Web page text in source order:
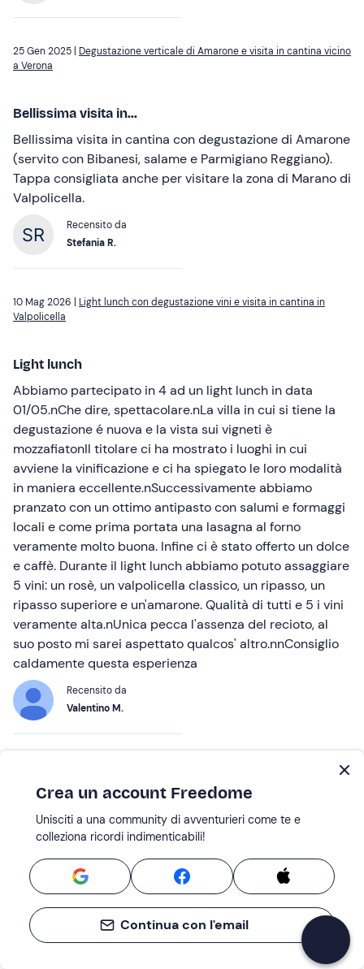
25 Gen 2025 | Degustazione verticale di Amarone e visita in cantina vicino
a Verona
Bellissima visita in...
Bellissima visita in cantina con degustazione di Amarone
(servito con Bibanesi, salame e Parmigiano Reggiano).
Tappa consigliata anche per visitare la zona di Marano di
Valpolicella.
Recensito da
Stefania R.
10 Mag 2026 | Light lunch con degustazione vini e visita in cantina in
Valpolicella
Light lunch
Abbiamo partecipato in 4 ad un light lunch in data
01/05.nChe dire, spettacolare.nLa villa in cui si tiene la
degustazione é nuova e la vista sui vigneti è
mozzafiatonIl titolare ci ha mostrato i luoghi in cui
avviene la vinificazione e ci ha spiegato le loro modalità
in maniera eccellente.nSuccessivamente abbiamo
pranzato con un ottimo antipasto con salumi e formaggi
locali e come prima portata una lasagna al forno
veramente molto buona. Infine ci è stato offerto un dolce
e caffè. Durante il light lunch abbiamo potuto assaggiare
5 vini: un rosè, un valpolicella classico, un ripasso, un
ripasso superiore e un'amarone. Qualità di tutti e 5 i vini
veramente alta.nUnica pecca l'assenza del recioto, al
suo posto mi sarei aspettato qualcos' altro.nnConsiglio
caldamente questa esperienza
Recensito da
Valentino M.
Esperienza da ripetere
Un posto molto grazioso con personale gentile,
appassionato e attento alla qualità dei prodotti e al
rispetto del territorio da cui provengono le materie
prime. nIl vino era di qualità e anche il cibo molto
buono.nIl reciotto davvero speciale!nUna bella
esperienza ad un prezzo ragionevole. nMolto consigliata
Crea un account Freedome
Unisciti a una community di avventurieri come te e
colleziona ricordi indimenticabili!
Continua con l'email